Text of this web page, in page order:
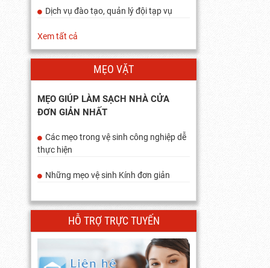
Dịch vụ đào tạo, quản lý đội tạp vụ
Xem tất cả
MẸO VẶT
MẸO GIÚP LÀM SẠCH NHÀ CỬA
ĐƠN GIẢN NHẤT
Các mẹo trong vệ sinh công nghiệp dễ
thực hiện
Những mẹo vệ sinh Kính đơn giản
HỖ TRỢ TRỰC TUYẾN